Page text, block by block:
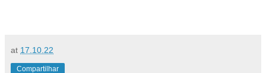
at 17.10.22
Compartilhar